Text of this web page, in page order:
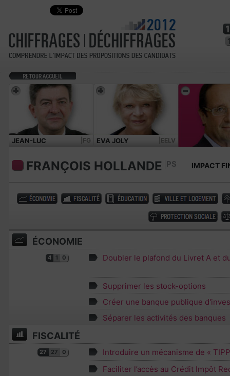
JEAN-LUC
|FG EVA JOLY |EELV
FRANÇOIS HOLLANDE PS IMPACT
ÉCONOMIE
4 1 0 Doubler le plafond du Livret A et
Supprimer les stock-options
Créer une banque publique
Séparer les activités des banques
FISCALITÉ
27 27 0
Introduire un mécanisme de «
Faciliter l’accès au Crédit Impôt